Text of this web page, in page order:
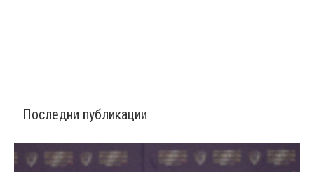
Последни публикации